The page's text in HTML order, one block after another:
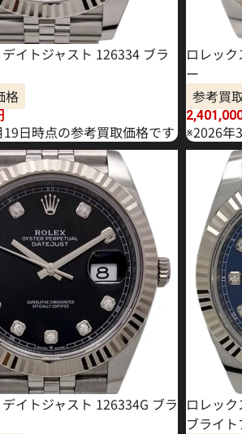
イトジャスト 126334 ブラ
格
日時点の参考買取価格です
ロレッ
ー
参考買
※2026年
イトジャスト 126334G ブラ ロレッ
ブライ